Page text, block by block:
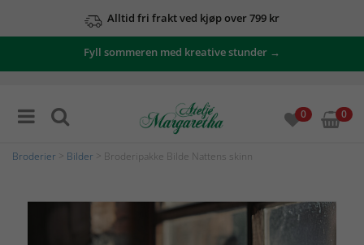
Alltid fri frakt ved kjøp over 799 kr
Fyll sommeren med kreative stunder →
0 0
Broderier Bilder > Broderipakke Bilde Nattens skinn